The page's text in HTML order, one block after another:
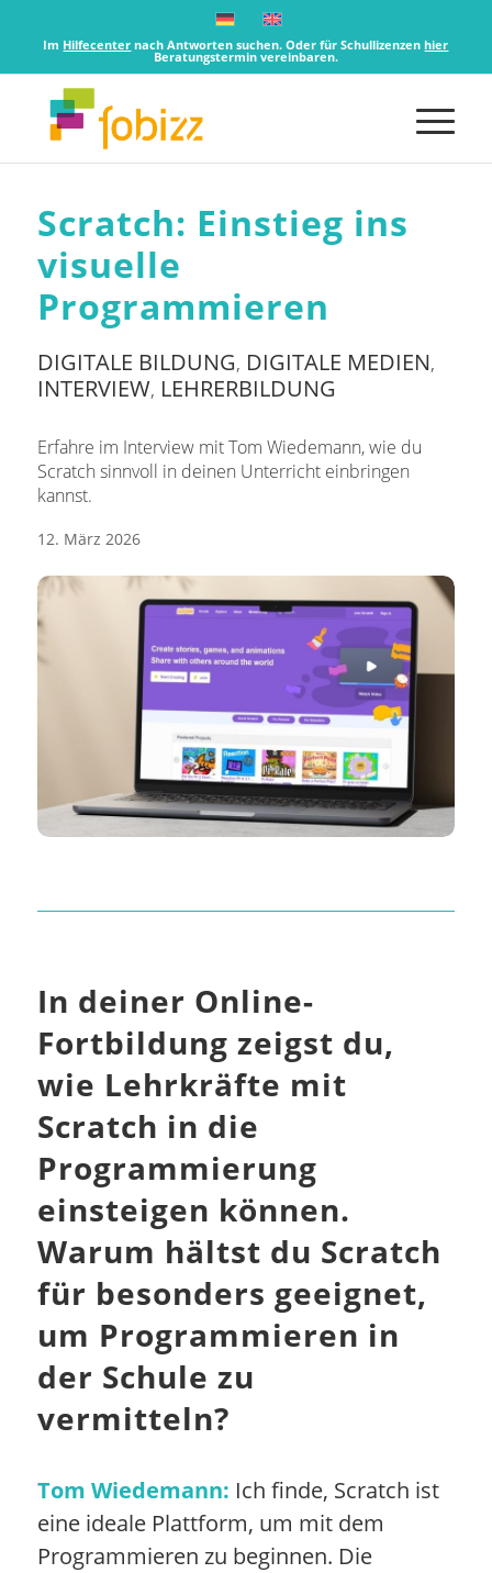
Im Hilfecenter nach Antworten suchen. Oder für Schullizenzenhier
Beratungstermin vereinbaren.
Scratch: Einstieg ins
visuelle
Programmieren
DIGITALE BILDUNG, DIGITALE MEDIEN,
INTERVIEW, LEHRERBILDUNG
Erfahre im Interview mit Tom Wiedemann, wie du
Scratch sinnvoll in deinen Unterricht einbringen
kannst.
12. März 2026
In deiner Online-
Fortbildung zeigst du,
wie Lehrkräfte mit
Scratch in die
Programmierung
einsteigen können.
Warum hältst du Scratch
für besonders geeignet,
um Programmieren in
der Schule zu
vermitteln?
Tom Wiedemann: Ich finde, Scratch ist
eine ideale Plattform, um mit dem
Programmieren zu beginnen. Die